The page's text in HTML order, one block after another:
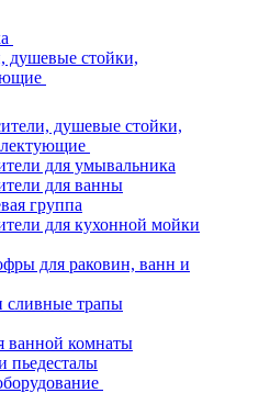
душевые стойки,
душевые стойки,
для умывальника
для ванны
группа
для кухонной мойки
для раковин, ванн и
трапы
ванной комнаты
пьедесталы